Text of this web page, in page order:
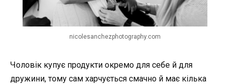
nicolesanchezphotography.com
Чоловік купує продукти окремо для себе й для
дружини, тому сам харчується смачно й має кілька